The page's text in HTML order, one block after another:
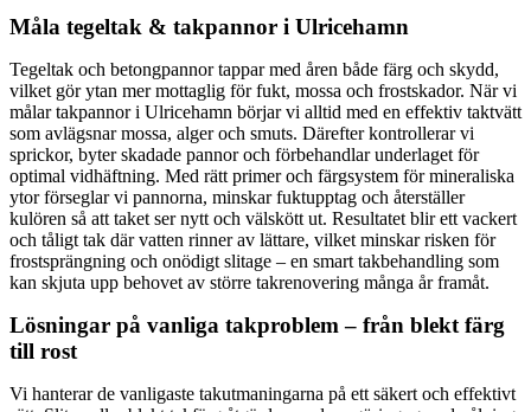
Måla tegeltak & takpannor i Ulricehamn
Tegeltak och betongpannor tappar med åren både färg och skydd,
vilket gör ytan mer mottaglig för fukt, mossa och frostskador. När vi
målar takpannor i Ulricehamn börjar vi alltid med en effektiv taktvätt
som avlägsnar mossa, alger och smuts. Därefter kontrollerar vi
sprickor, byter skadade pannor och förbehandlar underlaget för
optimal vidhäftning. Med rätt primer och färgsystem för mineraliska
ytor förseglar vi pannorna, minskar fuktupptag och återställer
kulören så att taket ser nytt och välskött ut. Resultatet blir ett vackert
och tåligt tak där vatten rinner av lättare, vilket minskar risken för
frostsprängning och onödigt slitage – en smart takbehandling som
kan skjuta upp behovet av större takrenovering många år framåt.
Lösningar på vanliga takproblem – från blekt färg
till rost
Vi hanterar de vanligaste takutmaningarna på ett säkert och effektivt